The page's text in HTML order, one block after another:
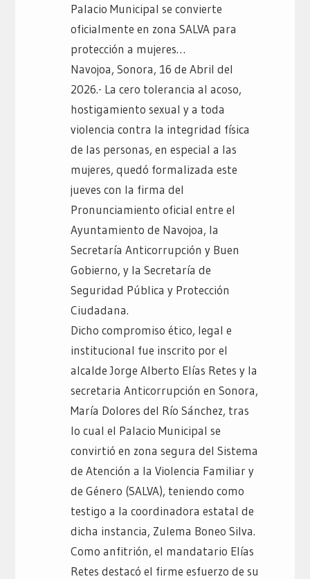
Palacio Municipal se convierte
oficialmente en zona SALVA para
protección a mujeres…
Navojoa, Sonora, 16 de Abril del
2026.- La cero tolerancia al acoso,
hostigamiento sexual y a toda
violencia contra la integridad física
de las personas, en especial a las
mujeres, quedó formalizada este
jueves con la firma del
Pronunciamiento oficial entre el
Ayuntamiento de Navojoa, la
Secretaría Anticorrupción y Buen
Gobierno, y la Secretaría de
Seguridad Pública y Protección
Ciudadana.
Dicho compromiso ético, legal e
institucional fue inscrito por el
alcalde Jorge Alberto Elías Retes y la
secretaria Anticorrupción en Sonora,
María Dolores del Río Sánchez, tras
lo cual el Palacio Municipal se
convirtió en zona segura del Sistema
de Atención a la Violencia Familiar y
de Género (SALVA), teniendo como
testigo a la coordinadora estatal de
dicha instancia, Zulema Boneo Silva.
Como anfitrión, el mandatario Elías
Retes destacó el firme esfuerzo de su